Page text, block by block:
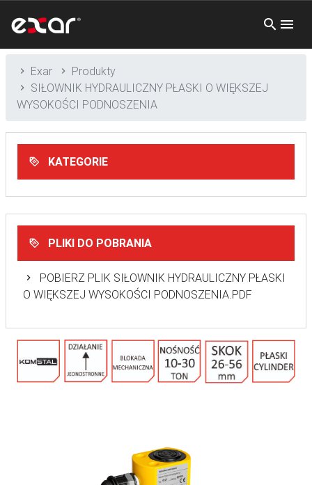
Exar
Produkty
SIŁOWNIK HYDRAULICZNY PŁASKI O WIĘKSZEJ
WYSOKOŚCI PODNOSZENIA
KATEGORIE
PLIKI DO POBRANIA
POBIERZ PLIK SIŁOWNIK HYDRAULICZNY PŁASKI
O WIĘKSZEJ WYSOKOŚCI PODNOSZENIA.PDF